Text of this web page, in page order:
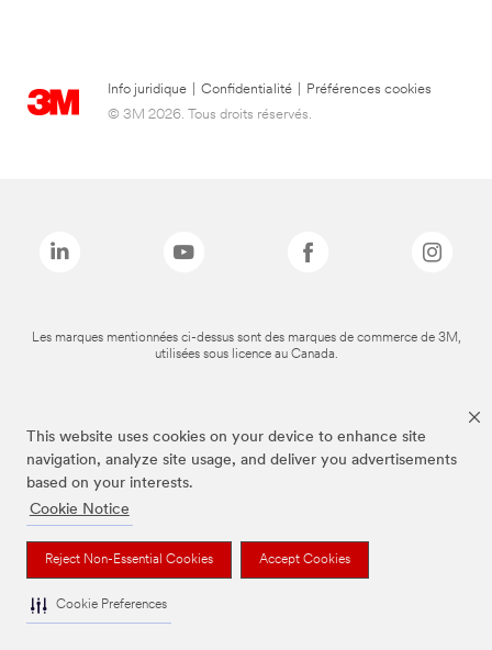
This website uses cookies on your device to enhance site
navigation, analyze site usage, and deliver you advertisements
based on your interests.
Cookie Notice
Reject Non-Essential Cookies Accept Cookies
Cookie Preferences
Info juridique Confidentialité
Préférences cookies
© 3M 2026. Tous droits réservés.
Les marques mentionnées ci-dessus sont des marques de commerce de 3M,
utilisées sous licence au Canada.